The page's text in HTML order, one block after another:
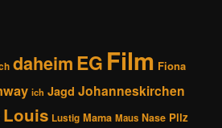
daheimEG Film Fiona
ich Jagd Johanneskirchen
Louis Lustig Mama Maus Nase Pilz